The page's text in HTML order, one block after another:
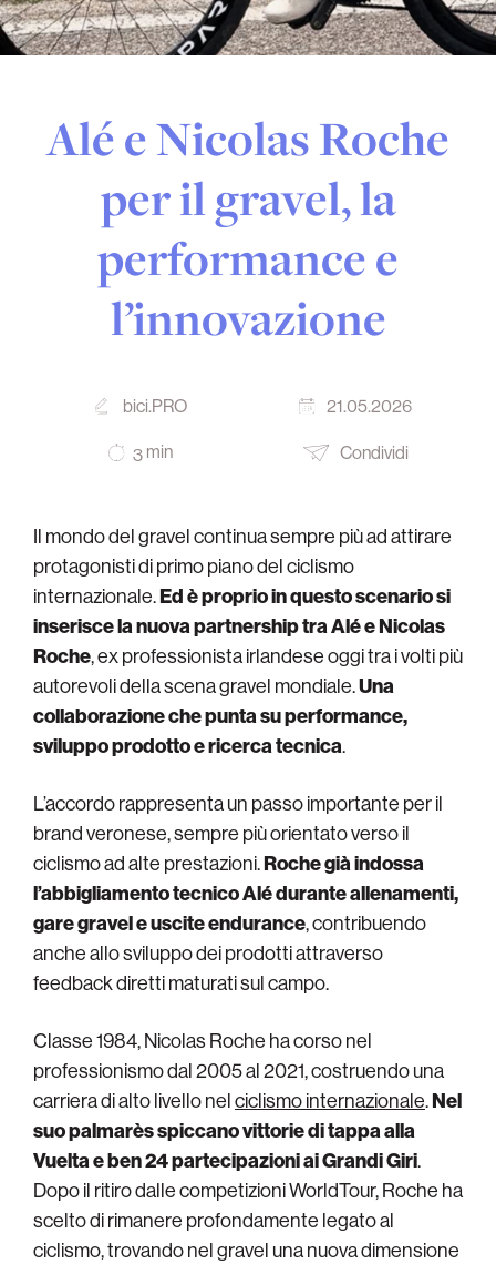
Alé e Nicolas Roche
per il gravel, la
performance e
l’innovazione
bici.PRO 21.05.2026
3 min Condividi
Il mondo del gravel continua sempre più ad attirare
protagonisti di primo piano del ciclismo
internazionale.Ed è proprio in questo scenario si
inserisce la nuova partnership tra Alé e Nicolas
Roche, ex professionista irlandese oggi tra i volti più
autorevoli della scena gravel mondiale.Una
collaborazione che punta su performance,
sviluppo prodotto e ricerca tecnica.
L’accordo rappresenta un passo importante per il
brand veronese, sempre più orientato verso il
ciclismo ad alte prestazioni.Roche già indossa
l’abbigliamento tecnico Alé durante allenamenti,
gare gravel e uscite endurance, contribuendo
anche allo sviluppo dei prodotti attraverso
feedback diretti maturati sul campo.
Classe 1984, Nicolas Roche ha corso nel
professionismo dal 2005 al 2021, costruendo una
carriera di alto livello nelciclismo internazionale.Nel
suo palmarès spiccano vittorie di tappa alla
Vuelta e ben 24 partecipazioni ai Grandi Giri.
Dopo il ritiro dalle competizioni WorldTour, Roche ha
scelto di rimanere profondamente legato al
ciclismo, trovando nel gravel una nuova dimensione